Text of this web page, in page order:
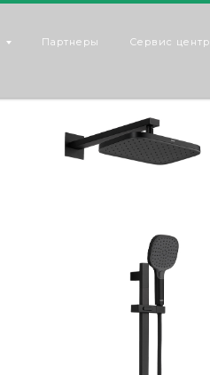
Партнеры
Сервис центр